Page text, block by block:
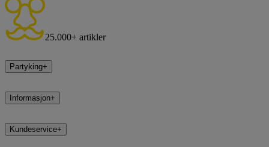
25.000+ artikler
Partyking+
Informasjon+
Kundeservice+